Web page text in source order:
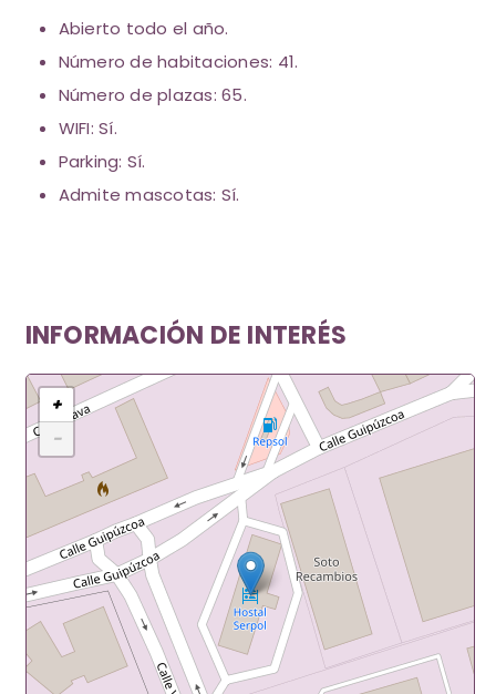
Abierto todo el año.
Número de habitaciones: 41.
Número de plazas: 65.
WIFI: Sí.
Parking: Sí.
Admite mascotas: Sí.
INFORMACIÓN DE INTERÉS
+
−